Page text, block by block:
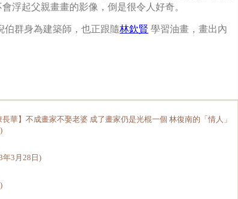
浮起父親畫畫的影像，倒是很令人好奇。
伯群身為建築師，也正跟隨林欽賢 學習油畫，畫出內
長華】不成畫家不娶老婆 成了畫家仍是光棍一個 林復南的「情人」
年3月28日)